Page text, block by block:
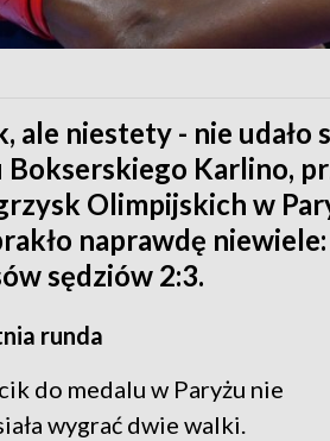
ale niestety - nie udało
Karlino,
Olimpijskich w
naprawdę
sędziów 2:3.
runda
do medalu w Paryżu nie
wygrać dwie walki.